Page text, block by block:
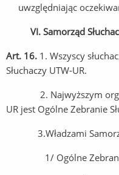
uwzględniając
VI. Samorząd
Art. 16. 1. Wszyscy
Słuchaczy UTW-UR.
2. Najwyższym
UR jest Ogólne Zebranie
3.Władzami
1/ Ogólne Zebranie